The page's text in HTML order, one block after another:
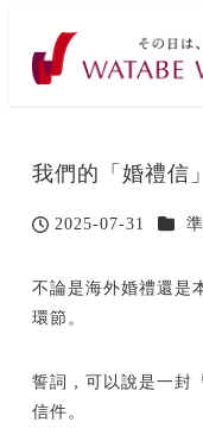
我們的「婚禮信
投稿日
2025-07-31 カテ
不論是海外婚禮還是
環節。
誓詞，可以說是一封
信件。